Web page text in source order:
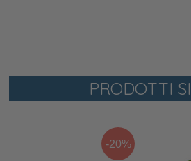
PRODOTTI
-20%